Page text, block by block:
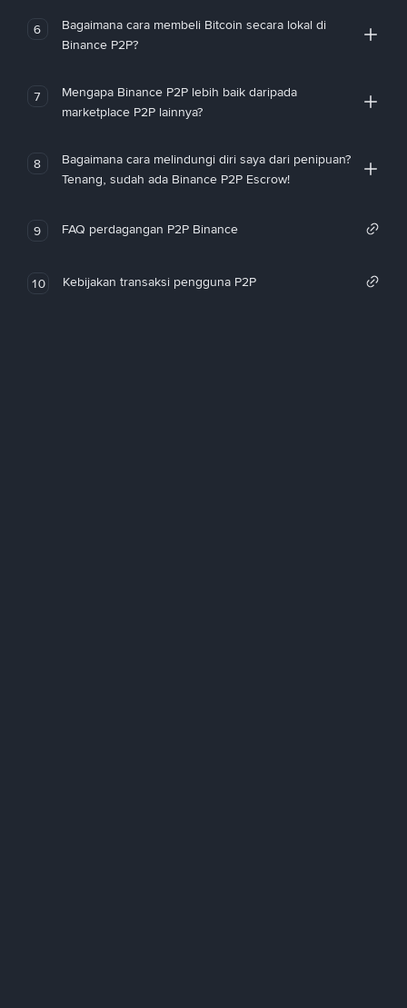
6
Bagaimana cara membeli Bitcoin secara lokal di
Binance P2P?
7
Mengapa Binance P2P lebih baik daripada
marketplace P2P lainnya?
8
Bagaimana cara melindungi diri saya dari penipuan?
Tenang, sudah ada Binance P2P Escrow!
9 FAQ perdagangan P2P Binance
10 Kebijakan transaksi pengguna P2P